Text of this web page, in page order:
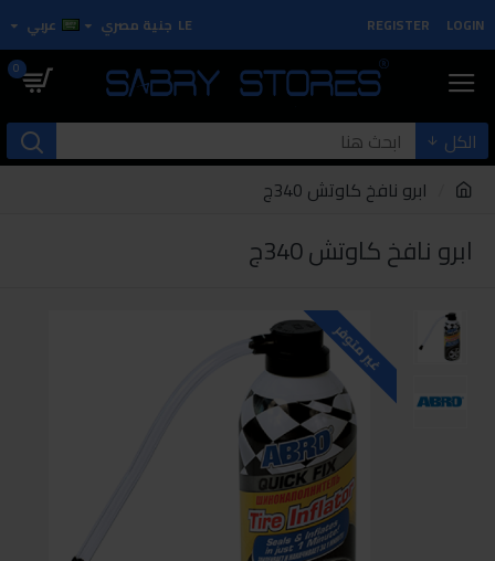
LOGIN
REGISTER
LE جنية مصري عربي
0
الكل
ابرو نافخ كاوتش 340ج
ابرو نافخ كاوتش 340ج
غير متوفر